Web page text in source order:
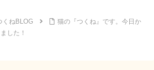
くねBLOG
猫の『つくね』です。今日か
した！